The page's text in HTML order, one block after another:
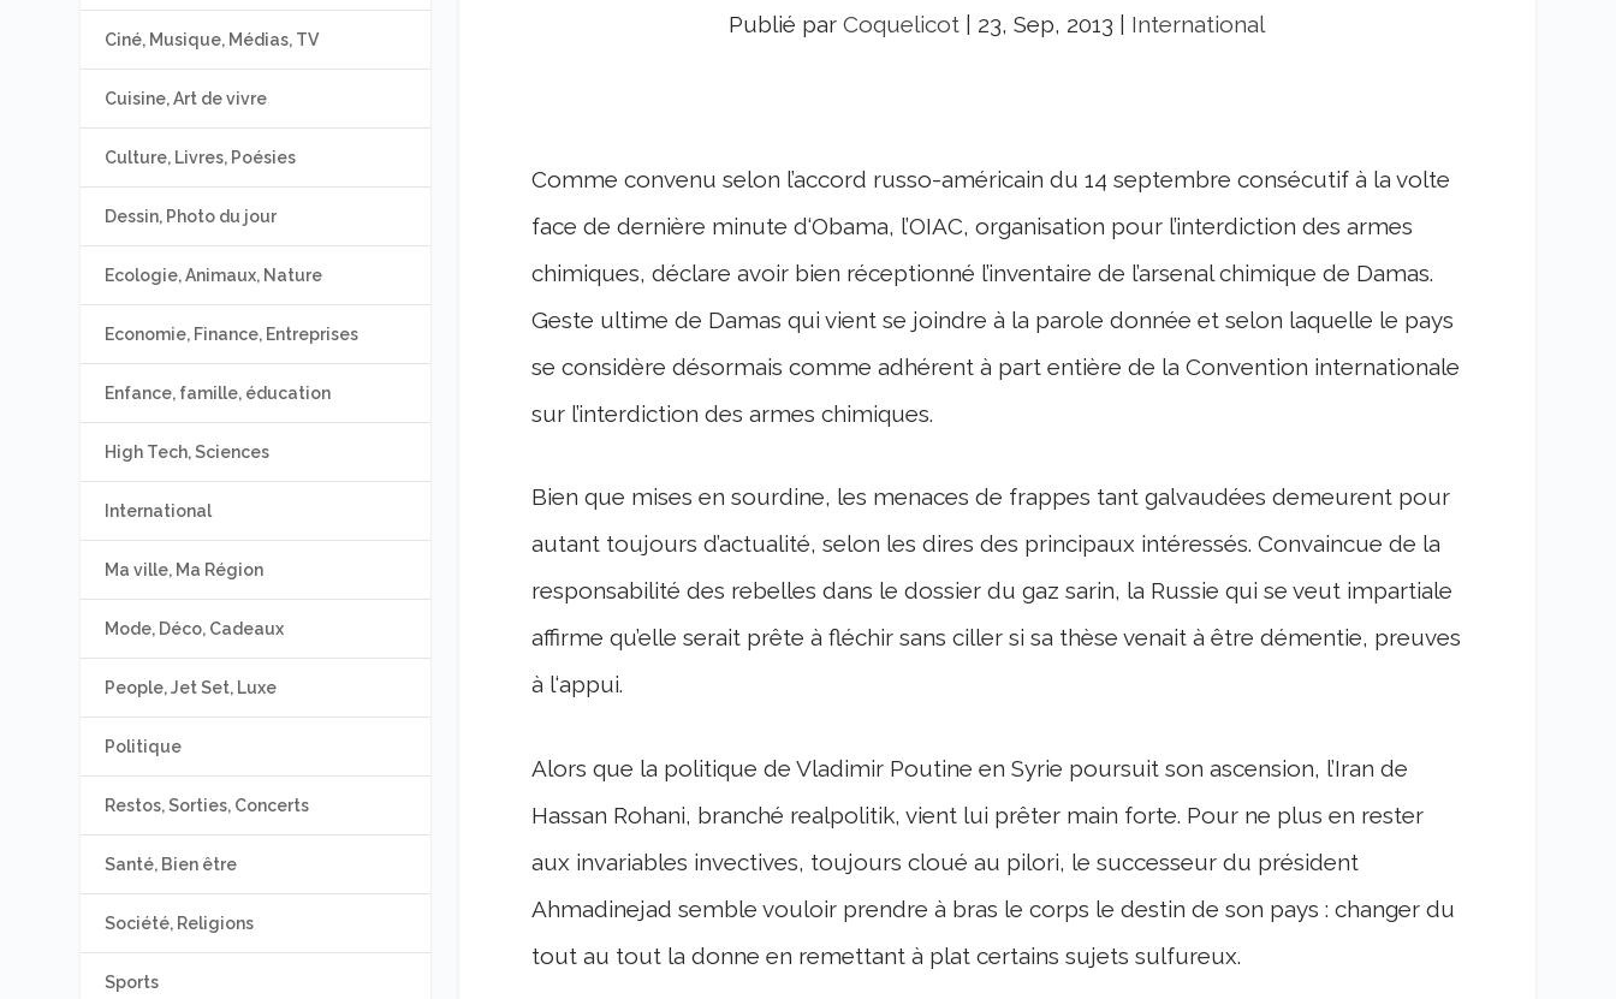
Publié parCoquelicot 23, Sep, 2013 International
Comme convenu selon l’accord russo-américain du 14 septembre consécutif à la volte
face de dernière minute d‘Obama, l’OIAC, organisation pour l’interdiction des armes
chimiques, déclare avoir bien réceptionné l’inventaire de l’arsenal chimique de Damas.
Geste ultime de Damas qui vient se joindre à la parole donnée et selon laquelle le pays
se considère désormais comme adhérent à part entière de la Convention internationale
sur l’interdiction des armes chimiques.
Bien que mises en sourdine, les menaces de frappes tant galvaudées demeurent pour
autant toujours d’actualité, selon les dires des principaux intéressés. Convaincue de la
responsabilité des rebelles dans le dossier du gaz sarin, la Russie qui se veut impartiale
affirme qu’elle serait prête à fléchir sans ciller si sa thèse venait à être démentie, preuves
à l‘appui.
Alors que la politique de Vladimir Poutine en Syrie poursuit son ascension, l’Iran de
Hassan Rohani, branché realpolitik, vient lui prêter main forte. Pour ne plus en rester
aux invariables invectives, toujours cloué au pilori, le successeur du président
Ahmadinejad semble vouloir prendre à bras le corps le destin de son pays : changer du
tout au tout la donne en remettant à plat certains sujets sulfureux.
Ciné, Musique, Médias, TV
Cuisine, Art de vivre
Culture, Livres, Poésies
Dessin, Photo du jour
Ecologie, Animaux, Nature
Economie, Finance, Entreprises
Enfance, famille, éducation
High Tech, Sciences
International
Ma ville, Ma Région
Mode, Déco, Cadeaux
People, Jet Set, Luxe
Politique
Restos, Sorties, Concerts
Santé, Bien être
Société, Religions
Sports